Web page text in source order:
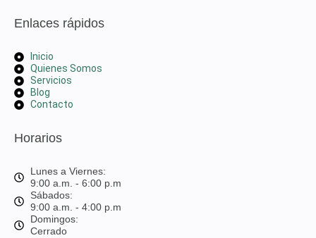
Enlaces rápidos
Inicio
Quienes Somos
Servicios
Blog
Contacto
Horarios
Lunes a Viernes:
9:00 a.m. - 6:00 p.m
Sábados:
9:00 a.m. - 4:00 p.m
Domingos:
Cerrado